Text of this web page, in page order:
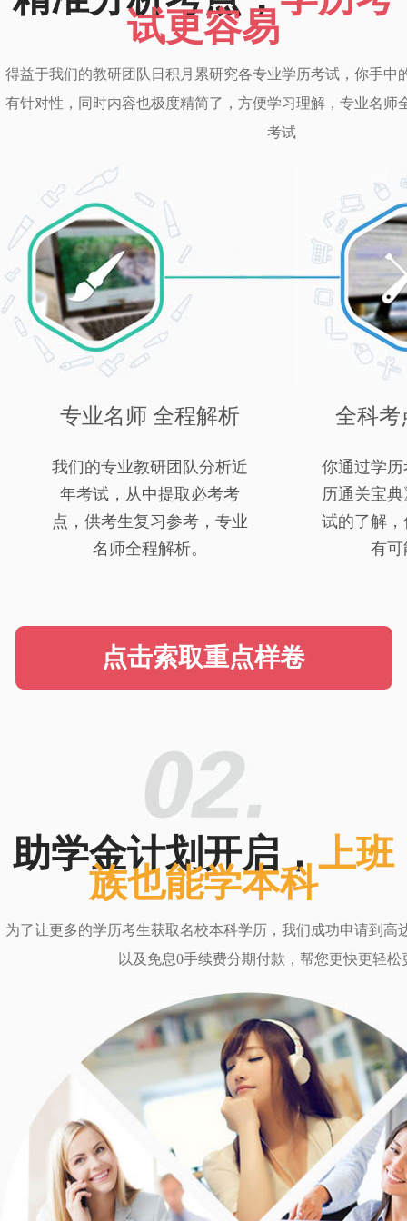
试更容易
得益于我们的教研团队日积月累研究各专业学历考试，你手中
有针对性，同时内容也极度精简了，方便学习理解，专业名师
考试
专业名师 全程解析
我们的专业教研团队分析近
年考试，从中提取必考考
点，供考生复习参考，专业
名师全程解析。
全科考
你通过学
历通关宝
试的了解
有可
点击索取重点样卷
助学金计划开启，上班
族也能学本科
为了让更多的学历考生获取名校本科学历，我们成功申请到高
以及免息0手续费分期付款，帮您更快更轻松